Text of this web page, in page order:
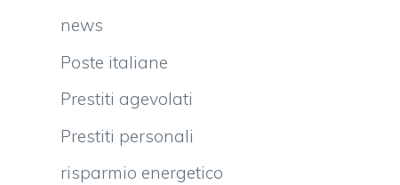
news
Poste italiane
Prestiti agevolati
Prestiti personali
risparmio energetico